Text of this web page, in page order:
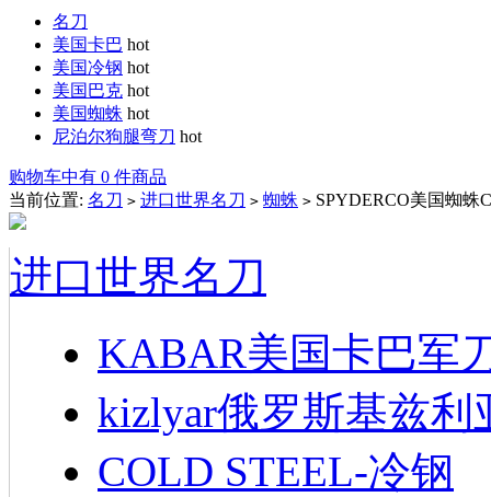
名刀
美国卡巴 hot
美国冷钢 hot
美国巴克 hot
美国蜘蛛 hot
尼泊尔狗腿弯刀 hot
购物车中有 0 件商品
当前位置: 名刀 > 进口世界名刀 > 蜘蛛 > SPYDERCO美国蜘蛛
进口世界名刀
KABAR美国卡巴军
kizlyar俄罗斯基兹利
COLD STEEL-冷钢